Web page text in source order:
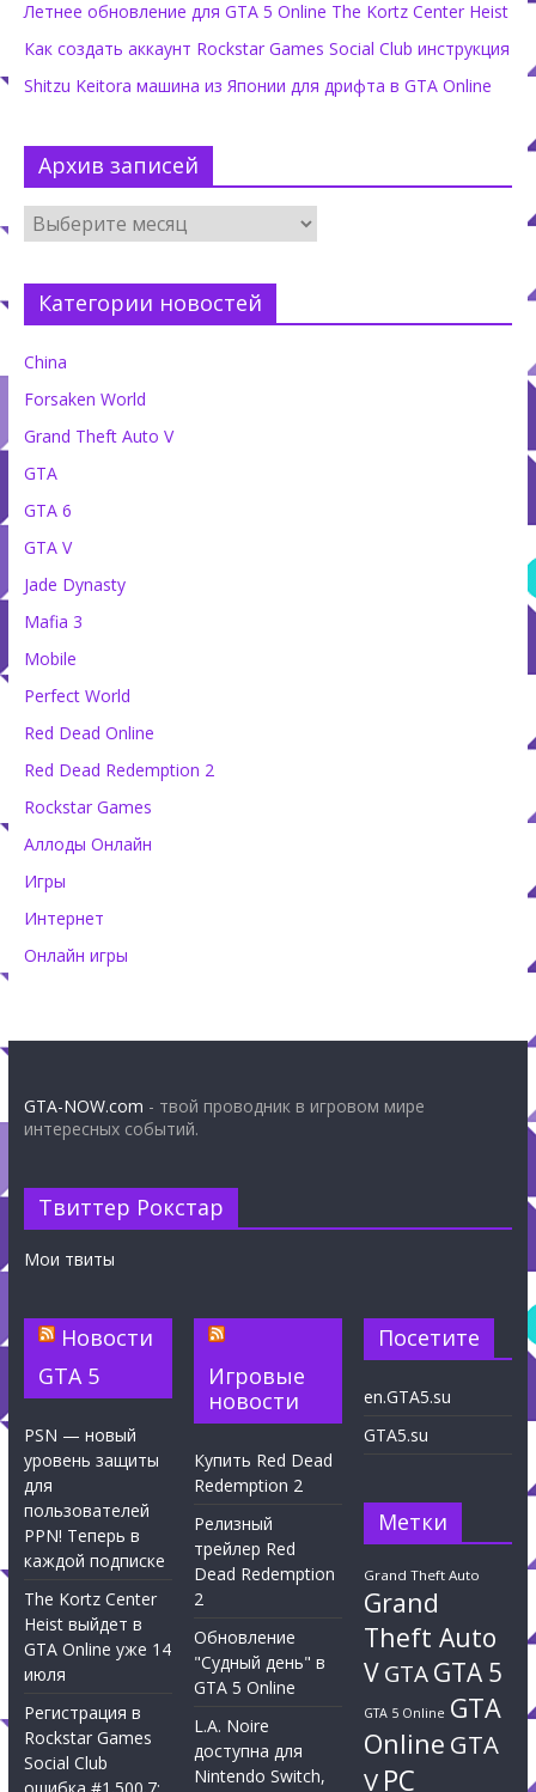
Летнее обновление для GTA 5 Online The Kortz Center Heist
Как создать аккаунт Rockstar Games Social Club инструкция
Shitzu Keitora машина из Японии для дрифта в GTA Online
Архив записей
Категории новостей
China
Forsaken World
Grand Theft Auto V
GTA
GTA 6
GTA V
Jade Dynasty
Mafia 3
Mobile
Perfect World
Red Dead Online
Red Dead Redemption 2
Rockstar Games
Аллоды Онлайн
Игры
Интернет
Онлайн игры
GTA-NOW.com - твой проводник в игровом мире
интересных событий.
Твиттер Рокстар
Мои твиты
Новости
GTA 5
PSN — новый
уровень защиты
для
пользователей
PPN! Теперь в
каждой подписке
The Kortz Center
Heist выйдет в
GTA Online уже 14
июля
Регистрация в
Rockstar Games
Social Club
Игровые
новости
Купить Red Dead
Redemption 2
Релизный
трейлер Red
Dead Redemption
2
Обновление
"Судный день" в
GTA 5 Online
L.A. Noire
доступна для
Nintendo Switch,
Посетите
en.GTA5.su
GTA5.su
Метки
Grand Theft Auto
Grand
Theft Auto
VGTAGTA 5
GTA 5 Online GTA
Online GTA
V PC